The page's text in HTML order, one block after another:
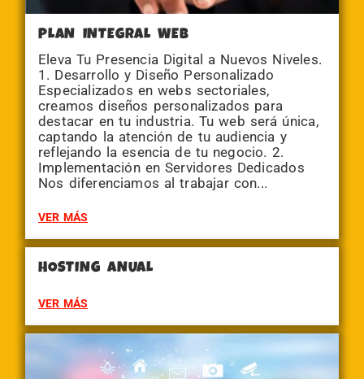
PLAN INTEGRAL WEB
Eleva Tu Presencia Digital a Nuevos Niveles.
1. Desarrollo y Diseño Personalizado
Especializados en webs sectoriales,
creamos diseños personalizados para
destacar en tu industria. Tu web será única,
captando la atención de tu audiencia y
reflejando la esencia de tu negocio. 2.
Implementación en Servidores Dedicados
Nos diferenciamos al trabajar con...
VER MÁS
HOSTING ANUAL
VER MÁS